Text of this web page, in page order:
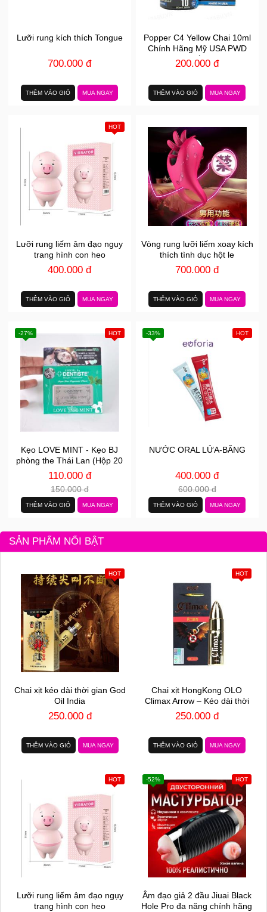
Lưỡi rung kích thích Tongue
700.000 đ
THÊM VÀO GIỎ MUA NGAY
Popper C4 Yellow Chai 10ml
Chính Hãng Mỹ USA PWD
Tăng Hưng phấn Cho Top Bot
200.000 đ
THÊM VÀO GIỎ MUA NGAY
HOT
Lưỡi rung liếm âm đạo ngụy
trang hình con heo
400.000 đ
THÊM VÀO GIỎ MUA NGAY
Vòng rung lưỡi liếm xoay kích
thích tình dục hột le
700.000 đ
THÊM VÀO GIỎ MUA NGAY
HOT
-27%
Kẹo LOVE MINT - Kẹo BJ
phòng the Thái Lan (Hộp 20
Viên)
110.000 đ
150.000 đ
THÊM VÀO GIỎ MUA NGAY
HOT
-33%
NƯỚC ORAL LỬA-BĂNG
400.000 đ
600.000 đ
THÊM VÀO GIỎ MUA NGAY
SẢN PHẨM NỔI BẬT
HOT
Chai xịt kéo dài thời gian God
Oil India
250.000 đ
THÊM VÀO GIỎ MUA NGAY
HOT
Chai xịt HongKong OLO
Climax Arrow – Kéo dài thời
gian – Chai 15ml
250.000 đ
THÊM VÀO GIỎ MUA NGAY
HOT
Lưỡi rung liếm âm đạo ngụy
trang hình con heo
HOT
-52%
Âm đạo giả 2 đầu Jiuai Black
Hole Pro đa năng chính hãng